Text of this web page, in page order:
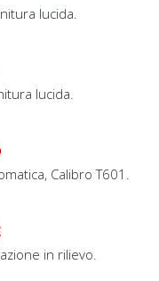
lucida.
lucida.
Calibro T601.
in rilievo.